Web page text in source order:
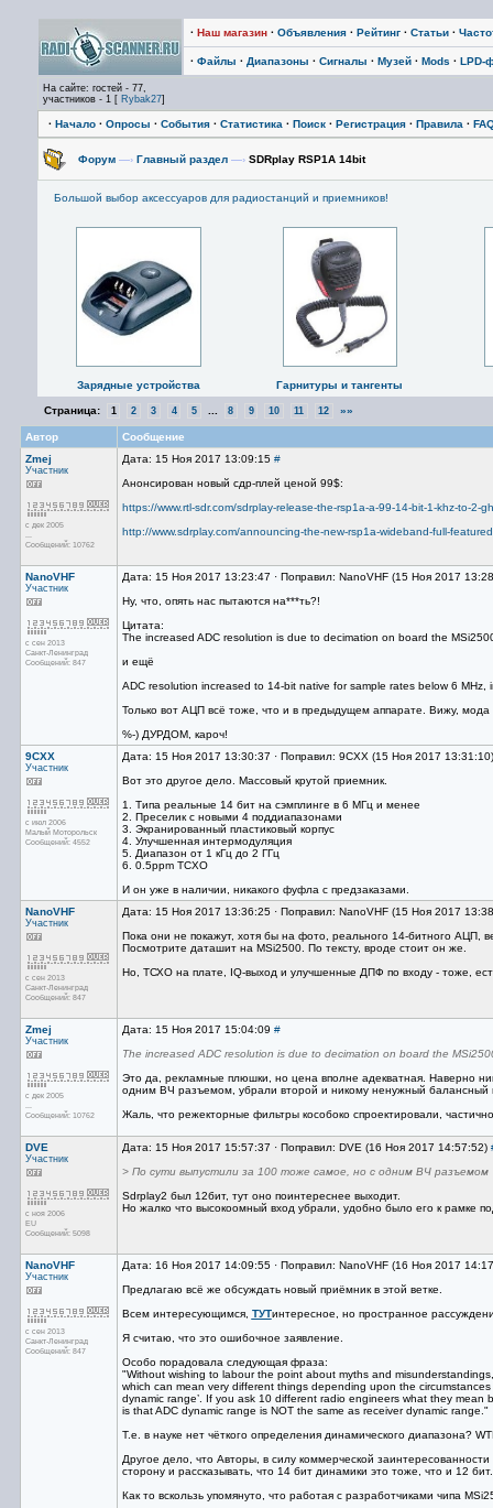
· Наш магазин · Объявления · Рейтинг · Статьи ·
· Файлы · Диапазоны · Сигналы · Музей · Mods · LPD-
На сайте: гостей - 77,
участников - 1 [ Rybak27]
· Начало · Опросы · События · Статистика · Поиск · Регистрация · Правила ·
Форум —› Главный раздел —› SDRplay RSP1A 14bit
Большой выбор аксессуаров для радиостанций и приемников!
Зарядные устройства Гарнитуры и тангенты
Страница: 1 2 3 4 5 8 9 10 11 12 »»
Автор
Сообщение
Zmej
Участник
с дек 2005
...
Сообщений: 10762
Дата: 15 Ноя 2017 13:09:15 #
Анонсирован новый сдр-плей ценой 99$:
https://www.rtl-sdr.com/sdrplay-release-the-rsp1a-a-99-14-bit-1-khz-to-2-
http://www.sdrplay.com/announcing-the-new-rsp1a-wideband-full-
NanoVHF
Участник
с сен 2013
Санкт-Ленинград
Сообщений: 847
Дата: 15 Ноя 2017 13:23:47 · Поправил: NanoVHF (15 Ноя 2017
Ну, что, опять нас пытаются на***ть?!
Цитата:
The increased ADC resolution is due to decimation on board the
и ещё
ADC resolution increased to 14-bit native for sample rates below 6 MHz,
Только вот АЦП всё тоже, что и в предыдущем аппарате. Вижу,
%-) ДУРДОМ, кароч!
9CXX
Участник
с июл 2006
Малый Моторольск
Сообщений: 4552
Дата: 15 Ноя 2017 13:30:37 · Поправил: 9CXX (15 Ноя 2017
Вот это другое дело. Массовый крутой приемник.
1. Типа реальные 14 бит на сэмплинге в 6 МГц и менее
2. Преселик с новыми 4 поддиапазонами
3. Экранированный пластиковый корпус
4. Улучшенная интермодуляция
5. Диапазон от 1 кГц до 2 ГГц
6. 0.5ppm TCXO
И он уже в наличии, никакого фуфла с предзаказами.
NanoVHF
Участник
с сен 2013
Санкт-Ленинград
Сообщений: 847
Дата: 15 Ноя 2017 13:36:25 · Поправил: NanoVHF (15 Ноя 2017
Пока они не покажут, хотя бы на фото, реального 14-битного АЦП,
Посмотрите даташит на MSi2500. По тексту, вроде стоит он же.
Но, ТСХО на плате, IQ-выход и улучшенные ДПФ по входу - тоже,
Zmej
Участник
с дек 2005
...
Сообщений: 10762
Дата: 15 Ноя 2017 15:04:09 #
The increased ADC resolution is due to decimation on board the
Это да, рекламные плюшки, но цена вполне адекватная. Наверно
одним ВЧ разъемом, убрали второй и никому ненужный балансный
Жаль, что режекторные фильтры кособоко спроектировали,
DVE
Участник
с ноя 2006
EU
Сообщений: 5098
Дата: 15 Ноя 2017 15:57:37 · Поправил: DVE (16 Ноя 2017 14:57:52)
> По сути выпустили за 100 тоже самое, но с одним ВЧ разъемом
Sdrplay2 был 12бит, тут оно поинтереснее выходит.
Но жалко что высокоомный вход убрали, удобно было его к рамке
NanoVHF
Участник
с сен 2013
Санкт-Ленинград
Сообщений: 847
Дата: 16 Ноя 2017 14:09:55 · Поправил: NanoVHF (16 Ноя 2017
Предлагаю всё же обсуждать новый приёмник в этой ветке.
Всем интересующимся, ТУТинтересное, но пространное
Я считаю, что это ошибочное заявление.
Особо порадовала следующая фраза:
"Without wishing to labour the point about myths and
which can mean very different things depending upon the
dynamic range’. If you ask 10 different radio engineers what they
is that ADC dynamic range is NOT the same as receiver dynamic range."
Т.е. в науке нет чёткого определения динамического диапазона?
Другое дело, что Авторы, в силу коммерческой
сторону и рассказывать, что 14 бит динамики это тоже, что и 12 бит.
Как то вскользь упомянуто, что работая с разработчиками чипа